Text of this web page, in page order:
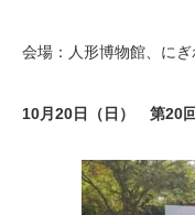
会場：人形博物館、に
10月20日（日） 第20